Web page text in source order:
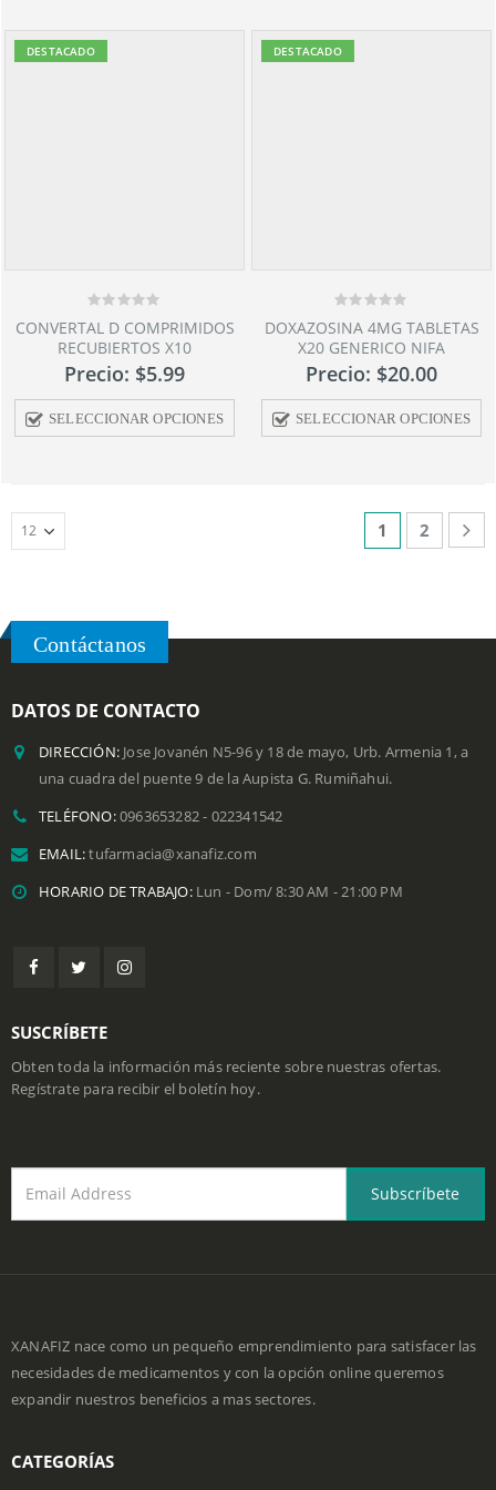
DESTACADO
0
out
of
CONVERTAL D COMPRIMIDOS
RECUBIERTOS X10
Precio: $5.99
SELECCIONAR OPCIONES
DESTACADO
0
out
of
DOXAZOSINA 4MG TABLETAS
X20 GENERICO NIFA
Precio: $20.00
SELECCIONAR OPCIONES
1 2
Contáctanos
DATOS DE CONTACTO
DIRECCIÓN: Jose Jovanén N5-96 y 18 de mayo, Urb. Armenia 1, a
una cuadra del puente 9 de la Aupista G. Rumiñahui.
TELÉFONO:0963653282 - 022341542
EMAIL: tufarmacia@xanafiz.com
HORARIO DE TRABAJO: Lun - Dom/ 8:30 AM - 21:00 PM
SUSCRÍBETE
Obten toda la información más reciente sobre nuestras ofertas.
Regístrate para recibir el boletín hoy.
XANAFIZ nace como un pequeño emprendimiento para satisfacer las
necesidades de medicamentos y con la opción online queremos
expandir nuestros beneficios a mas sectores.
CATEGORÍAS